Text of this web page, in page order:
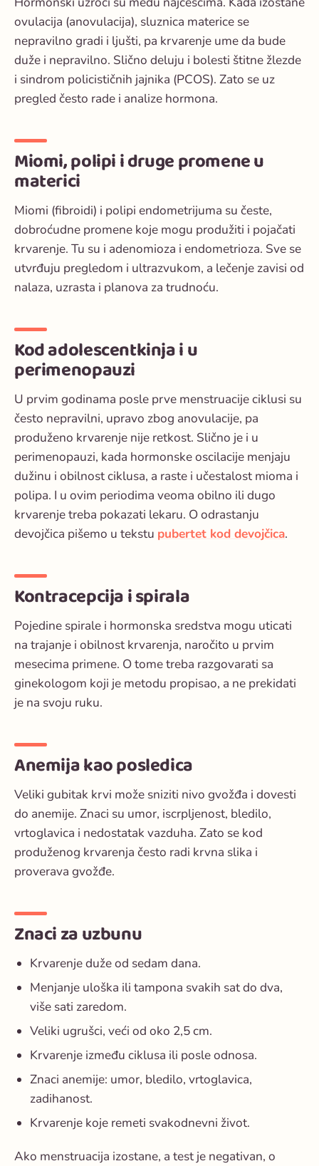
ovulacija (anovulacija), sluznica materice se
nepravilno gradi i ljušti, pa krvarenje ume da bude
duže i nepravilno. Slično deluju i bolesti štitne žlezde
i sindrom policističnih jajnika (PCOS). Zato se uz
pregled često rade i analize hormona.
Miomi, polipi i druge promene u
materici
Miomi (fibroidi) i polipi endometrijuma su česte,
dobroćudne promene koje mogu produžiti i pojačati
krvarenje. Tu su i adenomioza i endometrioza. Sve se
utvrđuju pregledom i ultrazvukom, a lečenje zavisi od
nalaza, uzrasta i planova za trudnoću.
Kod adolescentkinja i u
perimenopauzi
U prvim godinama posle prve menstruacije ciklusi su
često nepravilni, upravo zbog anovulacije, pa
produženo krvarenje nije retkost. Slično je i u
perimenopauzi, kada hormonske oscilacije menjaju
dužinu i obilnost ciklusa, a raste i učestalost mioma i
polipa. I u ovim periodima veoma obilno ili dugo
krvarenje treba pokazati lekaru. O odrastanju
devojčica pišemo u tekstu pubertet kod devojčica.
Kontracepcija i spirala
Pojedine spirale i hormonska sredstva mogu uticati
na trajanje i obilnost krvarenja, naročito u prvim
mesecima primene. O tome treba razgovarati sa
ginekologom koji je metodu propisao, a ne prekidati
je na svoju ruku.
Anemija kao posledica
Veliki gubitak krvi može sniziti nivo gvožđa i dovesti
do anemije. Znaci su umor, iscrpljenost, bledilo,
vrtoglavica i nedostatak vazduha. Zato se kod
produženog krvarenja često radi krvna slika i
proverava gvožđe.
Znaci za uzbunu
Krvarenje duže od sedam dana.
Menjanje uloška ili tampona svakih sat do dva,
više sati zaredom.
Veliki ugrušci, veći od oko 2,5 cm.
Krvarenje između ciklusa ili posle odnosa.
Znaci anemije: umor, bledilo, vrtoglavica,
zadihanost.
Krvarenje koje remeti svakodnevni život.
Ako menstruacija izostane, a test je negativan, o